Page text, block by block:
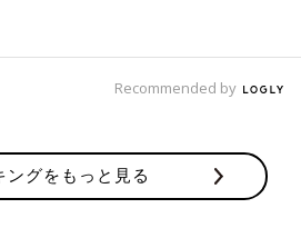
Recommended by
ングをもっと見る